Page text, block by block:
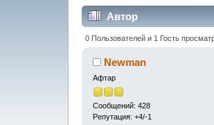
Автор
269465 раз)
0 Пользователей и 1 Гость
Newman
Афтар
Сообщений: 428
Репутация: +4/-1